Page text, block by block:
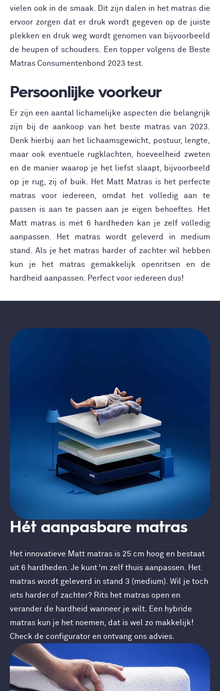
vielen ook in de smaak. Dit zijn dalen in het matras die
ervoor zorgen dat er druk wordt gegeven op de juiste
plekken en druk weg wordt genomen van bijvoorbeeld
de heupen of schouders. Een topper volgens de Beste
Matras Consumentenbond 2023 test.
Persoonlijke voorkeur
Er zijn een aantal lichamelijke aspecten die belangrijk
zijn bij de aankoop van het beste matras van 2023.
Denk hierbij aan het lichaamsgewicht, postuur, lengte,
maar ook eventuele rugklachten, hoeveelheid zweten
en de manier waarop je het liefst slaapt, bijvoorbeeld
op je rug, zij of buik. Het Matt Matras is het perfecte
matras voor iedereen, omdat het volledig aan te
passen is aan te passen aan je eigen behoeftes. Het
Matt matras is met 6 hardheden kan je zelf volledig
aanpassen. Het matras wordt geleverd in medium
stand. Als je het matras harder of zachter wil hebben
kun je het matras gemakkelijk openritsen en de
hardheid aanpassen. Perfect voor iedereen dus!
Hét aanpasbare matras
Het innovatieve Matt matras is 25 cm hoog en bestaat
uit 6 hardheden. Je kunt ‘m zelf thuis aanpassen. Het
matras wordt geleverd in stand 3 (medium). Wil je toch
iets harder of zachter? Rits het matras open en
verander de hardheid wanneer je wilt. Een hybride
matras kun je het noemen, dat is wel zo makkelijk!
Check de configurator en ontvang ons advies.